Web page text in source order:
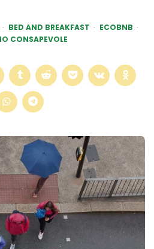
BED AND BREAKFAST
ECOBNB
CONSAPEVOLE